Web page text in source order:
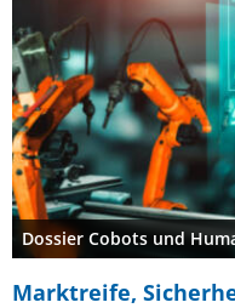
Dossier Cobots und
Marktreife,